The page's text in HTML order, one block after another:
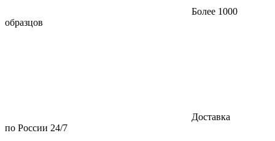
Более 1000
образцов
Доставка
по России 24/7